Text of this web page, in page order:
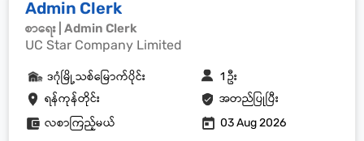
Admin Clerk
စာရေး | Admin Clerk
UC Star Company Limited
ရန်ကုန်တိုင်း အတည်ပြုပြီး
ဒဂုံမြို့သစ်မြောက်ပိုင်း 1 ဦး
လစာကြည့်မယ် 03 Aug 2026